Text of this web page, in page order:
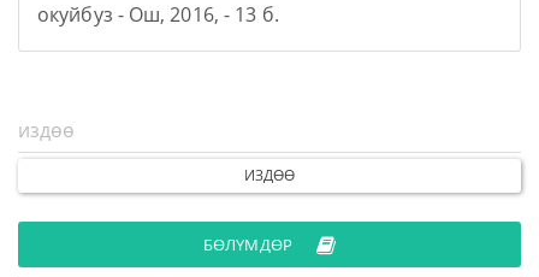
окуйбуз - Ош, 2016, - 13 б.
ИЗДӨӨ
БӨЛҮМДӨР